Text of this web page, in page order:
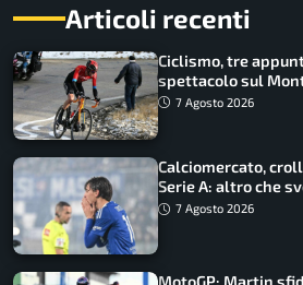
Articoli recenti
Ciclismo, tre
spettacolo sul
come vederli
7 Agosto 2026
Calciomercato,
Serie A: altro che
7 Agosto 2026